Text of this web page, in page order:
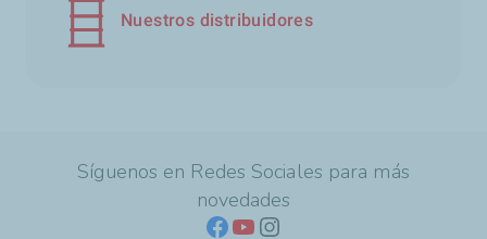
Nuestros distribuidores
Síguenos en Redes Sociales para más
novedades